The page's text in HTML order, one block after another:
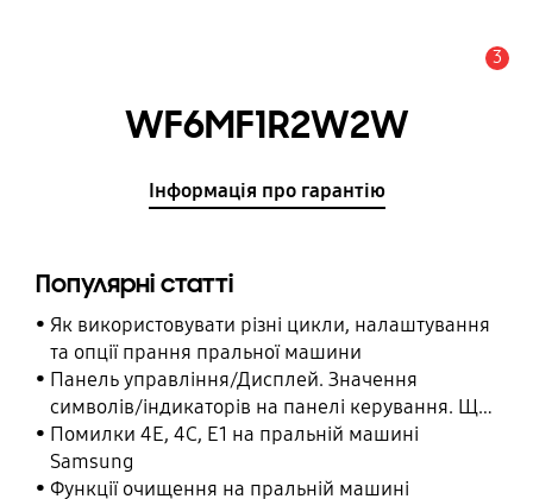
3
WF6MF1R2W2W
Інформація про гарантію
Популярні статті
Як використовувати різні цикли, налаштування
та опції прання пральної машини
Панель управління/Дисплей. Значення
символів/індикаторів на панелі керування. Що
означає символ/індикатор на панелі
керування.
Помилки 4E, 4C, E1 на пральній машині
Samsung
Функції очищення на пральній машині